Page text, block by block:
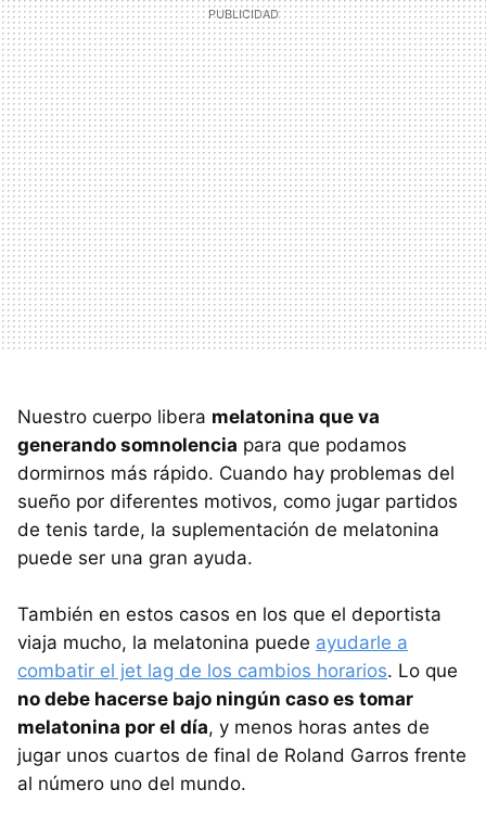
Nuestro cuerpo libera melatonina que va
generando somnolencia para que podamos
dormirnos más rápido. Cuando hay problemas del
sueño por diferentes motivos, como jugar partidos
de tenis tarde, la suplementación de melatonina
puede ser una gran ayuda.
También en estos casos en los que el deportista
viaja mucho, la melatonina puede ayudarle a
combatir el jet lag de los cambios horarios. Lo que
no debe hacerse bajo ningún caso es tomar
melatonina por el día, y menos horas antes de
jugar unos cuartos de final de Roland Garros frente
al número uno del mundo.